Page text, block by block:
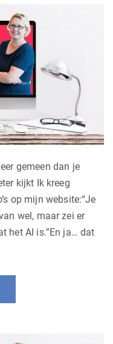
gemeen dan je
kijkt Ik kreeg
op mijn website:“Je
wel, maar zei er
het AI is.”En ja… dat